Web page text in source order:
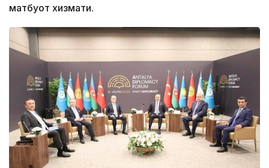
матбуот хизмати.